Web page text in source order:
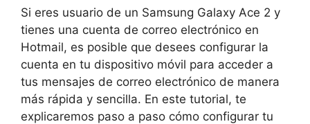
Si eres usuario de un Samsung Galaxy Ace 2 y
tienes una cuenta de correo electrónico en
Hotmail, es posible que desees configurar la
cuenta en tu dispositivo móvil para acceder a
tus mensajes de correo electrónico de manera
más rápida y sencilla. En este tutorial, te
explicaremos paso a paso cómo configurar tu